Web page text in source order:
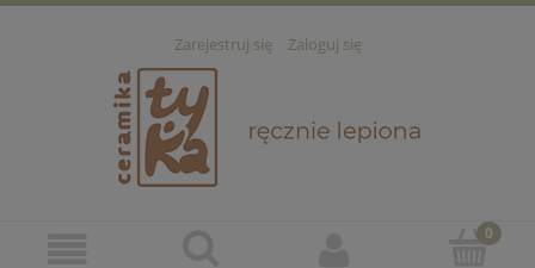
Zarejestruj się Zaloguj się